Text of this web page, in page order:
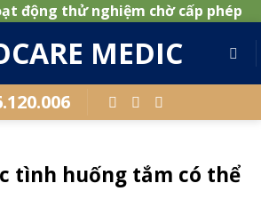
động thử nghiệm chờ cấp phép
tình huống tắm có thể